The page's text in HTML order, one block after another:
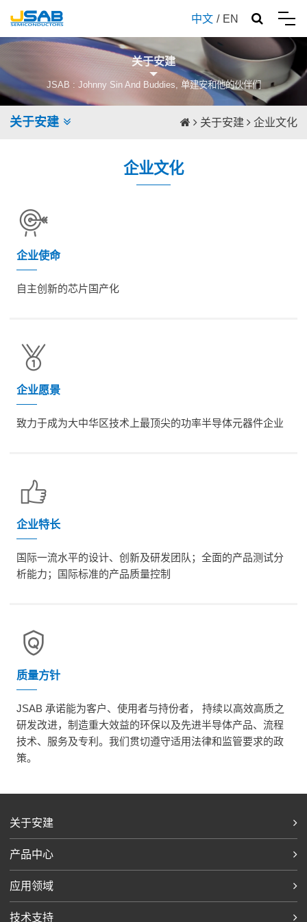
中文 / EN
关于安建
JSAB : Johnny Sin And Buddies, 单建安和他的伙伴们
关于安建 关于安建 企业文化
企业文化
企业使命
自主创新的芯片国产化
企业愿景
致力于成为大中华区技术上最顶尖的功率半导体元器件企业
企业特长
国际一流水平的设计、创新及研发团队；全面的产品测试分
析能力；国际标准的产品质量控制
质量方针
JSAB 承诺能为客户、使用者与持份者， 持续以高效高质之
研发改进，制造重大效益的环保以及先进半导体产品、流程
技术、服务及专利。我们贯切遵守适用法律和监管要求的政
策。
关于安建
产品中心
应用领域
技术支持